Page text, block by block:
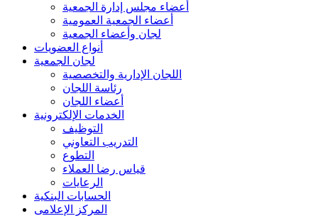
أعضاء مجلس إدارة الجمعية
أعضاء الجمعية العمومية
لجان وأعضاء الجمعية
أنواع العضويات
لجان الجمعية
اللجان الإدارية والتخصصية
رئاسة اللجان
أعضاء اللجان
الخدمات الإلكترونية
التوظيف
التدريب التعاوني
التطوع
قياس رضا العملاء
الرعايات
الحسابات البنكية
المركز الإعلامى